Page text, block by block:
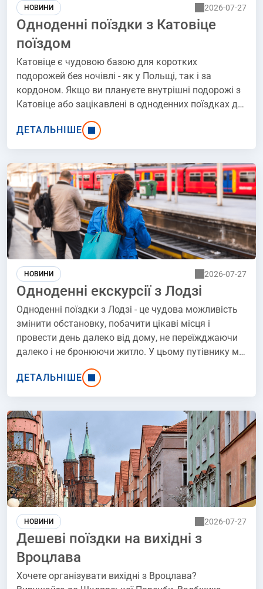
НОВИНИ 2026-07-27
Одноденні поїздки з Катовіце
поїздом
Катовіце є чудовою базою для коротких
подорожей без ночівлі - як у Польщі, так і за
кордоном. Якщо ви плануєте внутрішні подорожі з
Катовіце або зацікавлені в одноденних поїздках до
Праги з Катовіце чи одноденних поїздках до
Берліна з Катовіце, поїздка поїздом може бути
найзручнішим рішенням. Це також ідеальна
відправна точка для подорожі в гори. Дізнайтеся,
як спланувати одноденну поїздку залізницею та
максимально використати свій час за допомогою
EuroPodorozh.
ДЕТАЛЬНІШЕ
НОВИНИ 2026-07-27
Одноденні екскурсії з Лодзі
Одноденні поїздки з Лодзі - це чудова можливість
змінити обстановку, побачити цікаві місця і
провести день далеко від дому, не переїжджаючи
далеко і не бронюючи житло. У цьому путівнику ми
зібрали пункти призначення в регіоні (наприклад,
Томашув Мазовецький), а також за його межами
(наприклад, Вроцлав). Якими поїздами PKP можна
дістатися до місця призначення?
ДЕТАЛЬНІШЕ
НОВИНИ 2026-07-27
Дешеві поїздки на вихідні з
Вроцлава
Хочете організувати вихідні з Вроцлава?